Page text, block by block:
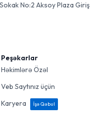
No:2 Aksoy Plaza Giriş
Peşəkarlar
Həkimlərə Özəl
Veb Saytınız üçün
Karyera
İşə Qəbul